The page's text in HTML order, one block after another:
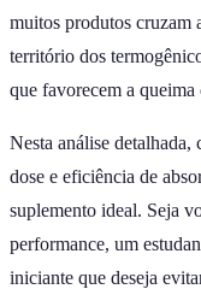
muitos produtos cruzam
território dos
que favorecem a queima
Nesta análise detalhada,
dose e eficiência de
suplemento ideal. Seja
performance, um
iniciante que deseja